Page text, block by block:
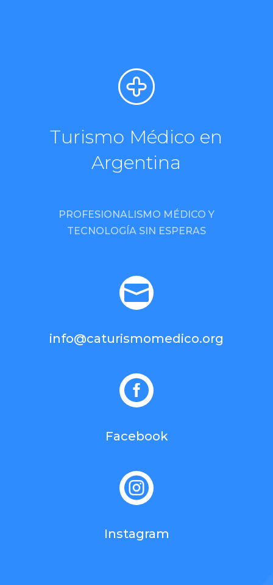
Turismo Médico en
Argentina
PROFESIONALISMO MÉDICO Y
TECNOLOGÍA SIN ESPERAS

info@caturismomedico.org

Facebook

Instagram